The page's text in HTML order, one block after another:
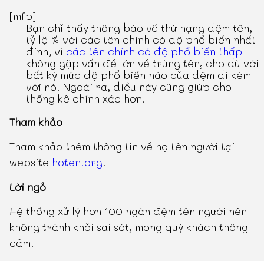
[mfp]
Bạn chỉ thấy thông báo về thứ hạng đệm tên,
tỷ lệ % với các tên chính có độ phổ biến nhất
định, vì các tên chính có độ phổ biến thấp
không gặp vấn đề lớn về trùng tên, cho dù với
bất kỳ mức độ phổ biến nào của đệm đi kèm
với nó. Ngoài ra, điều này cũng giúp cho
thống kê chính xác hơn.
Tham khảo
Tham khảo thêm thông tin về họ tên người tại
website hoten.org.
Lời ngỏ
Hệ thống xử lý hơn 100 ngàn đệm tên người nên
không tránh khỏi sai sót, mong quý khách thông
cảm.